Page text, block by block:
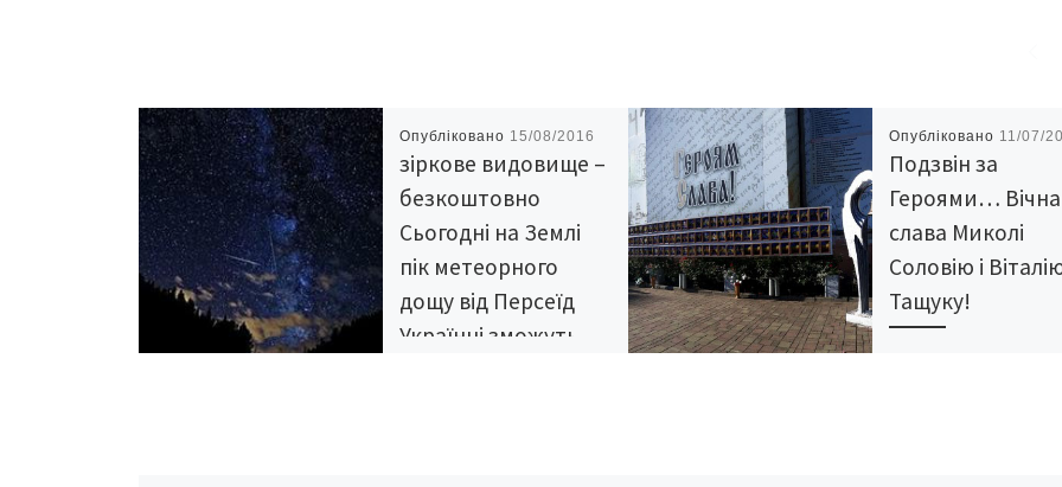
Опубліковано 15/08/2016
зіркове видовище –
безкоштовно
Cьогодні на Землі
пік метеорного
дощу від Персеїд
Українці зможуть
Опубліковано 11/07/
Подзвін за
Героями… Вічна
слава Миколі
Соловію і
Тащуку!